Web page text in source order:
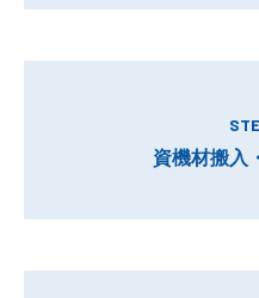
資機材搬入